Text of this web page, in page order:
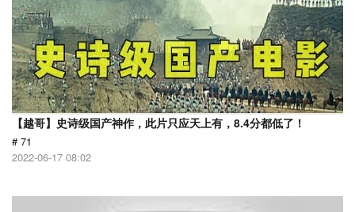
【越哥】史诗级国产神作，此片只应天上有，8.4分都低了！
# 71
2022-06-17 08:02